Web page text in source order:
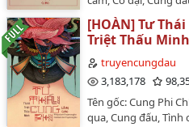
đáng yêu, một lần
nương nương khác
dụng võ'. Rồi lại sau
bản thân mình làm
vốn gốc. -----…
Cung.Người phụ
ÁN]Xuyên qua trở
Đào tỏ vẻ! Tranh!
học tập theo tinh
nàng phải luyện
thành kinh thế tuyệt
Trưng đế 【mặt
[HOÀN] Tư
Triệt Thấu Minh
truyencungdau
3,183,178
Tên gốc: Cung Phi
qua, Cung đấu, Tình